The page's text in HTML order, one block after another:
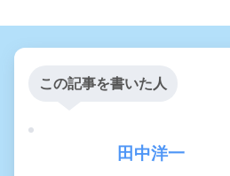
この記事を書いた人
田中洋一